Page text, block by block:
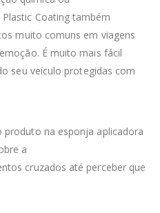
Coating também
muito comuns em viagens
É muito mais fácil
seu veículo protegidas com
na esponja aplicadora
a
cruzados até perceber que